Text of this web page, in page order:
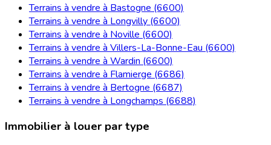
Terrains à vendre à Bastogne (6600)
Terrains à vendre à Longvilly (6600)
Terrains à vendre à Noville (6600)
Terrains à vendre à Villers-La-Bonne-Eau (6600)
Terrains à vendre à Wardin (6600)
Terrains à vendre à Flamierge (6686)
Terrains à vendre à Bertogne (6687)
Terrains à vendre à Longchamps (6688)
Immobilier à louer par type